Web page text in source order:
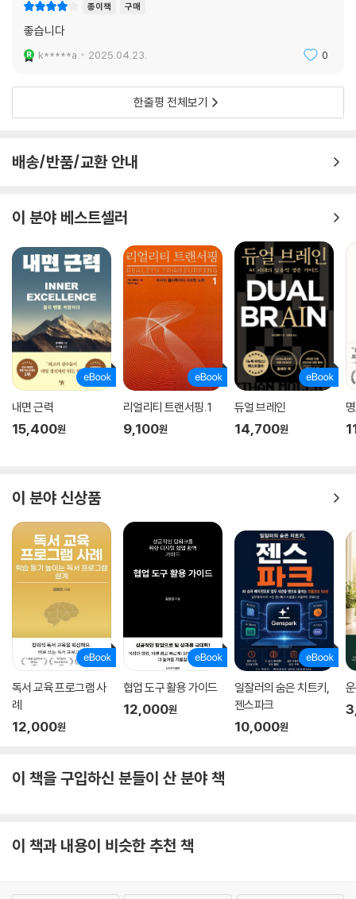
종이책 구매
좋습니다
k*****a 2025.04.23. 0
한줄평 전체보기
배송/반품/교환 안내
이 분야 베스트셀러
내면 근력
15,400원
리얼리티 트랜서핑. 1
9,100원
듀얼 브레인
14,700원
이 분야 신상품
독서 교육 프로그램 사
례
12,000원
협업 도구 활용 가이드
12,000원
일잘러의 숨은 치트키,
젠스파크
10,000원
이 책을 구입하신 분들이 산 분야 책
이 책과 내용이 비슷한 추천 책